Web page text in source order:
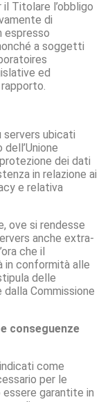
Titolare l’obbligo
di
espresso
a soggetti
ed
servers ubicati
dei dati
in relazione ai
e relativa
ove si rendesse
anche extra-
che il
in conformità alle
delle
Commissione
conseguenze
come
per le
essere garantite in